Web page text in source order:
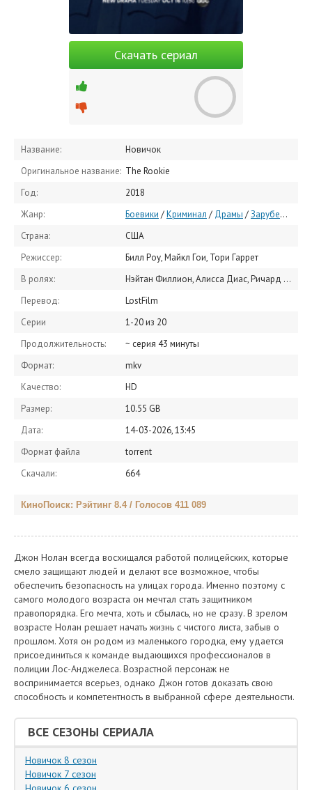
Скачать сериал
Название:
Новичок
Оригинальное название: The Rookie
Год:
2018
Жанр:
Боевики /Криминал / Драмы /Зарубежные сериалы
Страна:
США
Режиссер:
Билл Роу, Майкл Гои, Тори Гаррет
В ролях:
Нэйтан Филлион, Алисса Диас, Ричард Т. Джонс, Мелисса О'Нил, Эрик Винтер, Мекиа Кокс, Шон Эшмор, Дженна Дуан, Лиссет Чавес, Титус Макин мл.
Перевод:
LostFilm
Серии
1-20 из 20
Продолжительность:
~ серия 43 минуты
Формат:
mkv
Качество:
HD
Размер:
10.55 GB
Дата:
14-03-2026, 13:45
Формат файла
torrent
Скачали:
664
КиноПоиск: Рэйтинг 8.4 / Голосов 411 089
Джон Нолан всегда восхищался работой полицейских, которые
смело защищают людей и делают все возможное, чтобы
обеспечить безопасность на улицах города. Именно поэтому с
самого молодого возраста он мечтал стать защитником
правопорядка. Его мечта, хоть и сбылась, но не сразу. В зрелом
возрасте Нолан решает начать жизнь с чистого листа, забыв о
прошлом. Хотя он родом из маленького городка, ему удается
присоединиться к команде выдающихся профессионалов в
полиции Лос-Анджелеса. Возрастной персонаж не
воспринимается всерьез, однако Джон готов доказать свою
способность и компетентность в выбранной сфере деятельности.
ВСЕ СЕЗОНЫ СЕРИАЛА
Новичок 8 сезон
Новичок 7 сезон